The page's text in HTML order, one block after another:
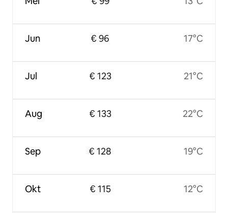
Jun
Jul
Aug
Sep
Okt
€ 96
€ 123
€ 133
€ 128
€ 115
17°C
21°C
22°C
19°C
12°C